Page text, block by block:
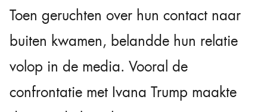
Toen geruchten over hun contact naar
buiten kwamen, belandde hun relatie
volop in de media. Vooral de
confrontatie met Ivana Trump maakte